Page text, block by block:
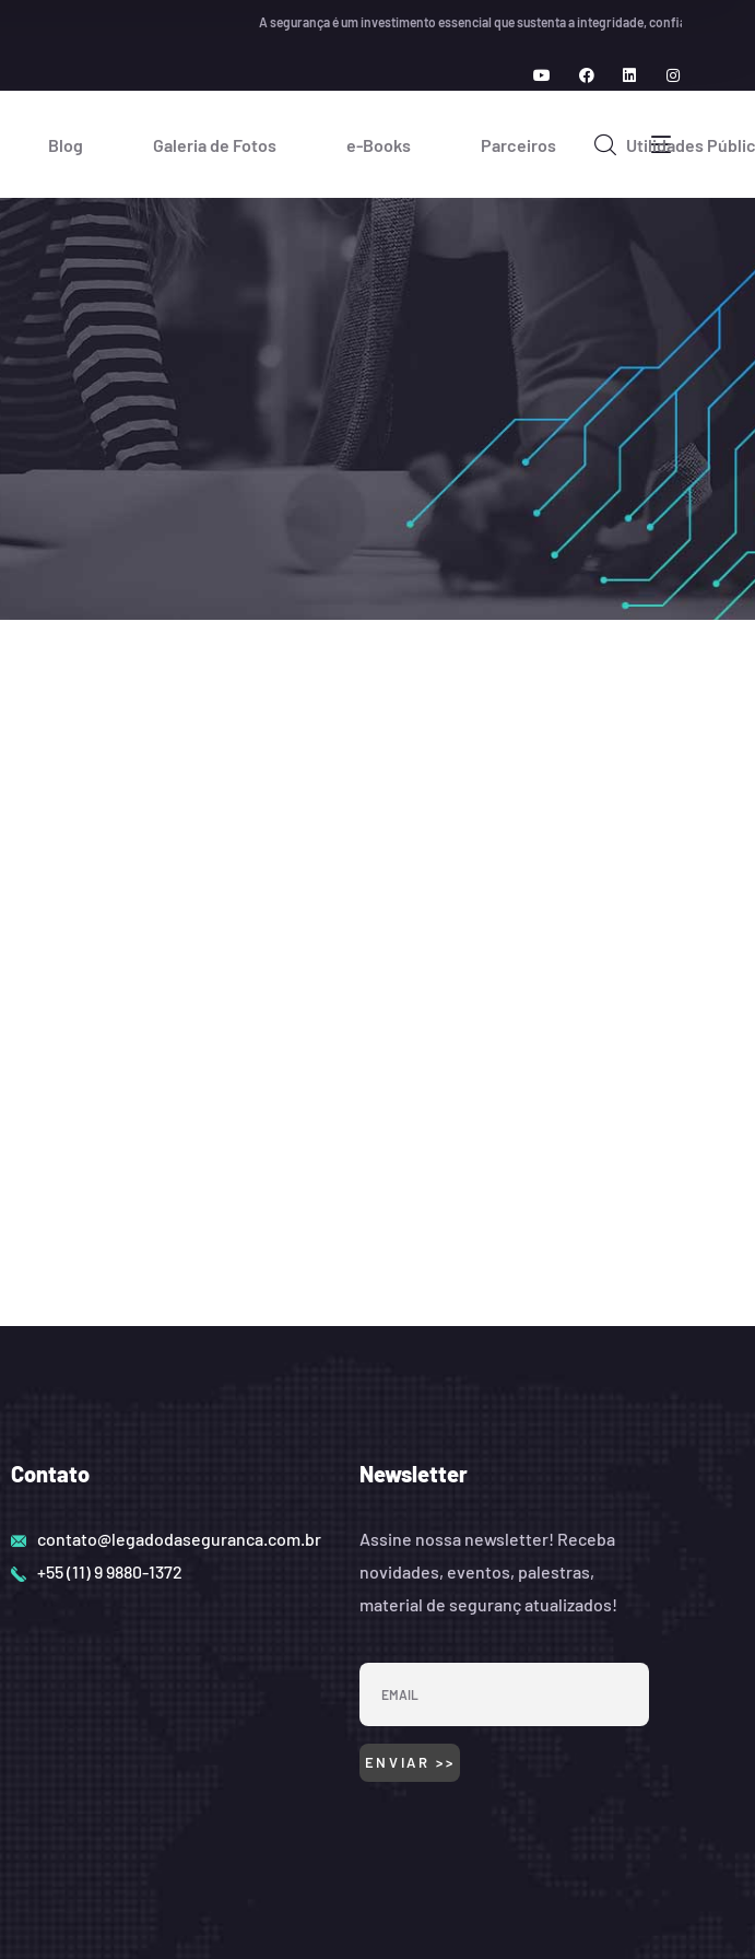
A segurança é um investimento essencial que sustenta a integridade, confiança e
Blog Galeria de Fotos e-Books Parceiros Utilidades
Contato
contato@legadodaseguranca.com.br
+55 (11) 9 9880-1372
Newsletter
Assine nossa newsletter! Receba
novidades, eventos, palestras,
material de seguranç atualizados!